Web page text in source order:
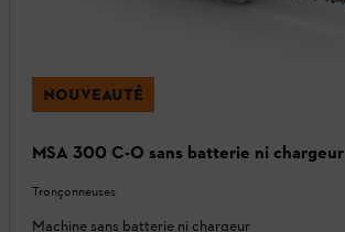
NOUVEAUTÉ
MSA 300 C-O sans batterie ni chargeur
Tronçonneuses
Machine sans batterie ni chargeur